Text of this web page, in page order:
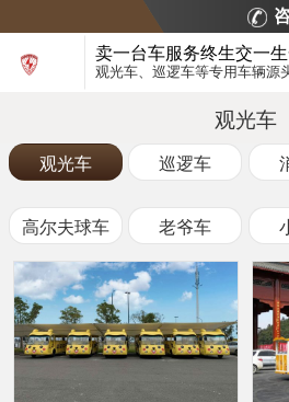
卖一台车服务终生交一
观光车、巡逻车等专用车辆源
观光车
观光车 巡逻车
高尔夫球车 老爷车